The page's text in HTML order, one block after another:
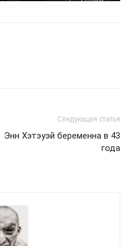
Следующая статья
Энн Хэтэуэй беременна в 43
года